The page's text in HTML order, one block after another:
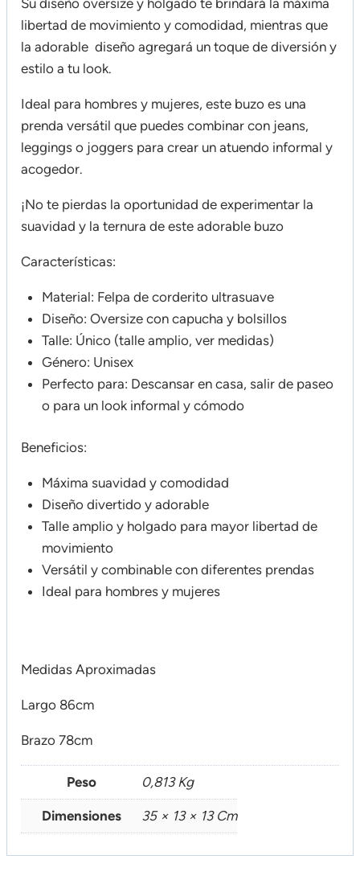
libertad de movimiento y comodidad, mientras que
la adorable diseño agregará un toque de diversión y
estilo a tu look.
Ideal para hombres y mujeres, este buzo es una
prenda versátil que puedes combinar con jeans,
leggings o joggers para crear un atuendo informal y
acogedor.
¡No te pierdas la oportunidad de experimentar la
suavidad y la ternura de este adorable buzo
Características:
Material: Felpa de corderito ultrasuave
Diseño: Oversize con capucha y bolsillos
Talle: Único (talle amplio, ver medidas)
Género: Unisex
Perfecto para: Descansar en casa, salir de paseo
o para un look informal y cómodo
Beneficios:
Máxima suavidad y comodidad
Diseño divertido y adorable
Talle amplio y holgado para mayor libertad de
movimiento
Versátil y combinable con diferentes prendas
Ideal para hombres y mujeres
Medidas Aproximadas
Largo 86cm
Brazo 78cm
Peso 0,813 Kg
Dimensiones 35 × 13 × 13 Cm